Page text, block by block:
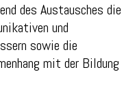
des Austausches die
und
sowie die
mit der Bildung